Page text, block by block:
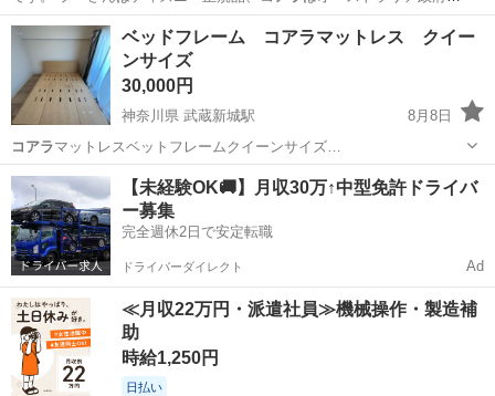
認商品です。 …
奈良 北葛城郡 おもちゃ
ベッドフレーム コアラマットレス クイー
ンサイズ
30,000円
神奈川県 武蔵新城駅
8月8日
コアラマットレスベットフレームクイーンサイズ…
神奈川 川崎市 武蔵新城駅 ベッド コアラ
【未経験OK🚚】月収30万↑中型免許ドライバ
ー募集
完全週休2日で安定転職
ドライバーダイレクト Ad
≪月収22万円・派遣社員≫機械操作・製造補
助
時給1,250円
日払い